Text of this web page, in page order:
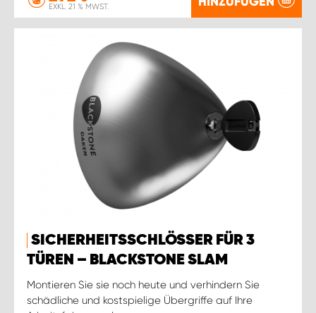
EXKL. 21 % MWST.
SICHERHEITSSCHLÖSSER FÜR 3
TÜREN – BLACKSTONE SLAM
Montieren Sie sie noch heute und verhindern Sie
schädliche und kostspielige Übergriffe auf Ihre